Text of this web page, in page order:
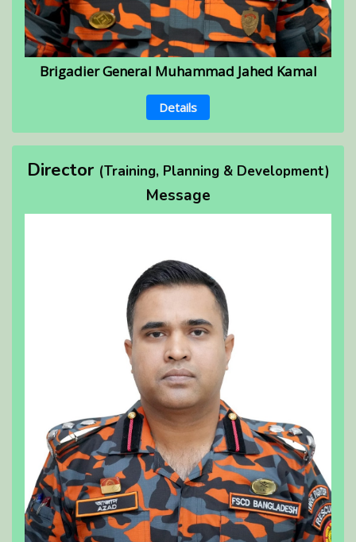
Brigadier General Muhammad Jahed Kamal
Details
Director (Training, Planning & Development)
Message